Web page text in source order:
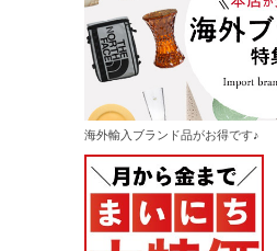
海外輸入ブランド品がお得です♪